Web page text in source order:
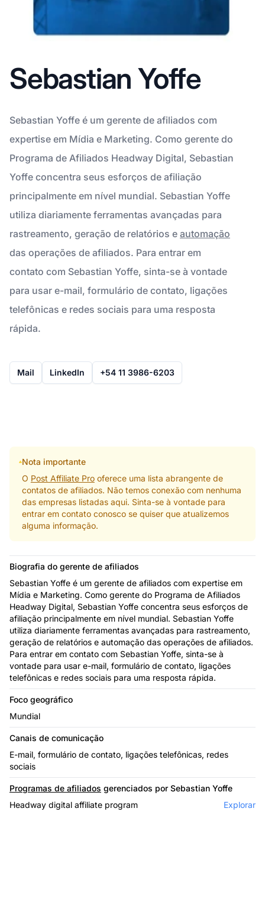
Sebastian Yoffe
Sebastian Yoffe é um gerente de afiliados com
expertise em Mídia e Marketing. Como gerente do
Programa de Afiliados Headway Digital, Sebastian
Yoffe concentra seus esforços de afiliação
principalmente em nível mundial. Sebastian Yoffe
utiliza diariamente ferramentas avançadas para
rastreamento, geração de relatórios e automação
das operações de afiliados. Para entrar em
contato com Sebastian Yoffe, sinta-se à vontade
para usar e-mail, formulário de contato, ligações
telefônicas e redes sociais para uma resposta
rápida.
Mail LinkedIn +54 11 3986-6203
Nota importante
O Post Affiliate Prooferece uma lista abrangente de
contatos de afiliados. Não temos conexão com nenhuma
das empresas listadas aqui. Sinta-se à vontade para
entrar em contato conosco se quiser que atualizemos
alguma informação.
Biografia do gerente de afiliados
Sebastian Yoffe é um gerente de afiliados com expertise em
Mídia e Marketing. Como gerente do Programa de Afiliados
Headway Digital, Sebastian Yoffe concentra seus esforços de
afiliação principalmente em nível mundial. Sebastian Yoffe
utiliza diariamente ferramentas avançadas para rastreamento,
geração de relatórios e automação das operações de afiliados.
Para entrar em contato com Sebastian Yoffe, sinta-se à
vontade para usar e-mail, formulário de contato, ligações
telefônicas e redes sociais para uma resposta rápida.
Foco geográfico
Mundial
Canais de comunicação
E-mail, formulário de contato, ligações telefônicas, redes
sociais
Programas de afiliados gerenciados por Sebastian Yoffe
Headway digital affiliate program
Explorar